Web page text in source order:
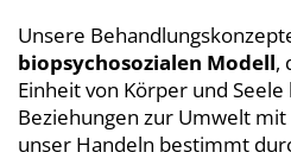
Unsere
biopsychosozialen Modell,
Einheit von Körper und
Beziehungen zur Umwelt
unser Handeln bestimmt